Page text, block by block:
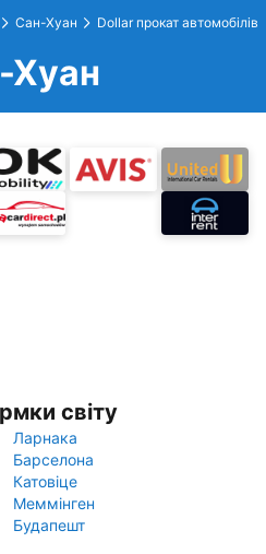
Сан-Хуан Dollar прокат автомобілів
Хуан
світу
Ларнака
Барселона
Катовіце
Меммінген
Будапешт